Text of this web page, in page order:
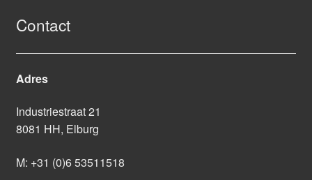
Contact
Adres
Industriestraat 21
8081 HH, Elburg
M: +31 (0)6 53511518